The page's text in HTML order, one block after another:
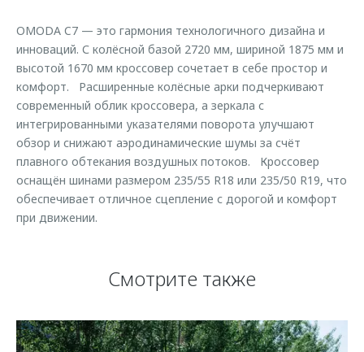
Кредитный калькулятор
Аксессуары
Одежда и сувениры
Оригинальные аксессуары
Запчасти
Трейд-ин
Калькулятор трейд-ин
O&J Автоклуб
Клуб владельцев OMODA
Приложение O&J
Аксессуары
Одежда и сувениры
Оригинальные аксессуары
Запчасти
OMODA C7 — это гармония технологичного дизайна и
инноваций. С колёсной базой 2720 мм, шириной 1875 мм и
высотой 1670 мм кроссовер сочетает в себе простор и
комфорт. Расширенные колёсные арки подчеркивают
современный облик кроссовера, а зеркала с
интегрированными указателями поворота улучшают
обзор и снижают аэродинамические шумы за счёт
плавного обтекания воздушных потоков. Кроссовер
оснащён шинами размером 235/55 R18 или 235/50 R19, что
обеспечивает отличное сцепление с дорогой и комфорт
при движении.
Смотрите также